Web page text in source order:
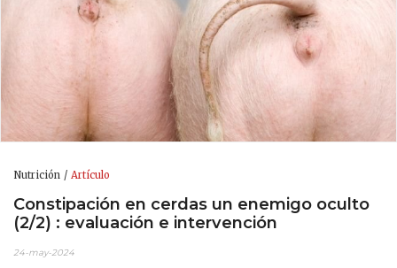
Nutrición Artículo
Constipación en cerdas un enemigo oculto
(2/2) : evaluación e intervención
24-may-2024